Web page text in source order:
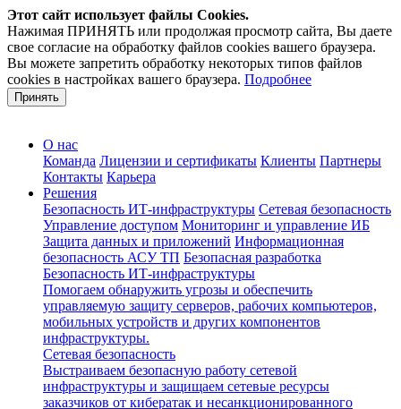
Этот сайт использует файлы Cookies.
Нажимая ПРИНЯТЬ или продолжая просмотр сайта, Вы даете
свое согласие на обработку файлов cookies вашего браузера.
Вы можете запретить обработку некоторых типов файлов
cookies в настройках вашего браузера. Подробнее
Принять
О нас
Команда Лицензии и сертификаты Клиенты Партнеры
Контакты Карьера
Решения
Безопасность ИТ-инфраструктуры Сетевая безопасность
Управление доступом Мониторинг и управление ИБ
Защита данных и приложений Информационная
безопасность АСУ ТП Безопасная разработка
Безопасность ИТ-инфраструктуры
Помогаем обнаружить угрозы и обеспечить
управляемую защиту серверов, рабочих компьютеров,
мобильных устройств и других компонентов
инфраструктуры.
Сетевая безопасность
Выстраиваем безопасную работу сетевой
инфраструктуры и защищаем сетевые ресурсы
заказчиков от кибератак и несанкционированного